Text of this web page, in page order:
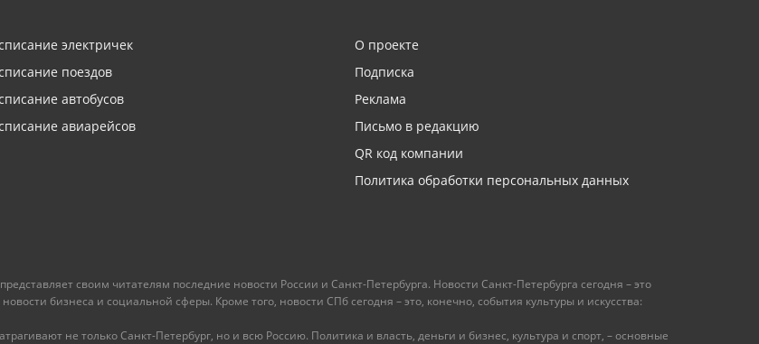
электричек
поездов
автобусов
авиарейсов
О проекте
Подписка
Реклама
Письмо в редакцию
QR код компании
Политика обработки персональных данных
своим читателям последние новости России и Санкт-Петербурга. Новости Санкт-Петербурга сегодня – это
бизнеса и социальной сферы. Кроме того, новости СПб сегодня – это, конечно, события культуры и искусства:
не только Санкт-Петербург, но и всю Россию. Политика и власть, деньги и бизнес, культура и спорт, – основные